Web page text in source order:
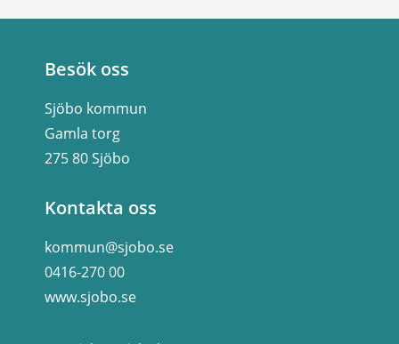
Besök oss
Sjöbo kommun
Gamla torg
275 80 Sjöbo
Kontakta oss
kommun@sjobo.se
0416-270 00
www.sjobo.se